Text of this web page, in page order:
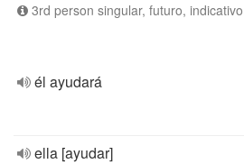
3rd person singular, futuro, indicativo
él ayudará
ella [ayudar]